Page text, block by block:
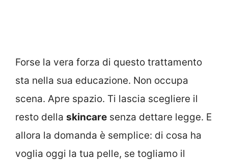
Forse la vera forza di questo trattamento
sta nella sua educazione. Non occupa
scena. Apre spazio. Ti lascia scegliere il
resto della skincare senza dettare legge. E
allora la domanda è semplice: di cosa ha
voglia oggi la tua pelle, se togliamo il